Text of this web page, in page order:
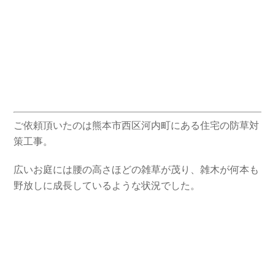
ご依頼頂いたのは熊本市西区河内町にある住宅の防草対
策工事。
広いお庭には腰の高さほどの雑草が茂り、雑木が何本も
野放しに成長しているような状況でした。